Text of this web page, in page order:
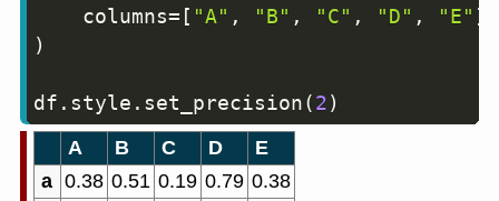
    columns
= [ "A" , "B" , "C" , "D" , "E" ]
)
df . style . set_precision(2)
A B C D
E
a 0.38 0.51 0.19 0.79 0.38